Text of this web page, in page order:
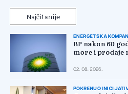
Najčitanije
ENERGETSKA
BP nakon 60
more i prodaje
02. 08. 2026.
POKRENUO